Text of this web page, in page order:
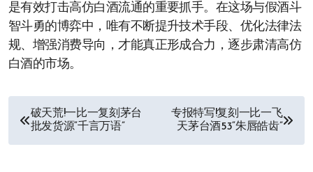
是有效打击高仿白酒流通的重要抓手。在这场与假酒斗
智斗勇的博弈中，唯有不断提升技术手段、优化法律法
规、增强消费导向，才能真正形成合力，逐步肃清高仿
白酒的市场。
文
章
破天荒!一比一复刻茅台
批发货源“千言万语”
专报特写!复刻一比一飞
天茅台酒53“朱唇皓齿”